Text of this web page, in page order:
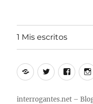
1 Mis escritos
Alfonso
Aguiló
Twitter
interrogantes.net –